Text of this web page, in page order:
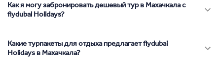
Как я могу забронировать дешевый тур в Махачкала с
flydubai Holidays?
Какие турпакеты для отдыха предлагает flydubai
Holidays в Махачкала?